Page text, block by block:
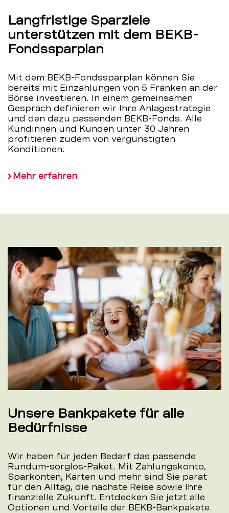
Langfristige Sparziele
unterstützen mit dem BEKB-
Fondssparplan
Mit dem BEKB-Fondssparplan können Sie
bereits mit Einzahlungen von 5 Franken an der
Börse investieren. In einem gemeinsamen
Gespräch definieren wir Ihre Anlagestrategie
und den dazu passenden BEKB-Fonds. Alle
Kundinnen und Kunden unter 30 Jahren
profitieren zudem von vergünstigten
Konditionen.
Mehr erfahren
Unsere Bankpakete für alle
Bedürfnisse
Wir haben für jeden Bedarf das passende
Rundum-sorglos-Paket. Mit Zahlungskonto,
Sparkonten, Karten und mehr sind Sie parat
für den Alltag, die nächste Reise sowie Ihre
finanzielle Zukunft. Entdecken Sie jetzt alle
Optionen und Vorteile der BEKB-Bankpakete.